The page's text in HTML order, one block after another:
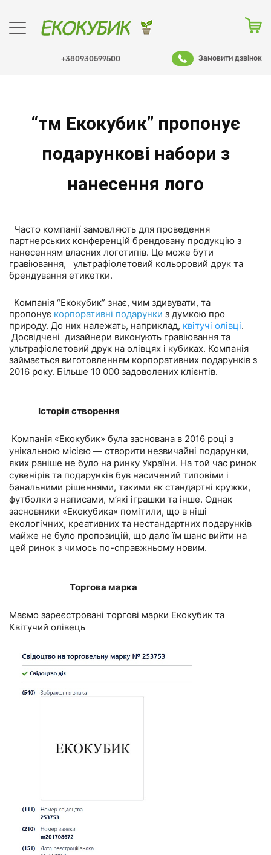
+380930599500 Замовити дзвінок
Оформити заказ
“тм Екокубик” пропонує
подарункові набори з
нанесення лого
Часто компанії замовляють для проведення
партнерських конференцій брендовану продукцію з
нанесенням власних логотипів. Це може бути
гравіювання, ультрафіолетовий кольоровий друк та
брендування етикетки.
Компанія “Екокубик” знає, чим здивувати, та
пропонує корпоративні подарунки з думкою про
природу. До них належать, наприклад, квітучі олівці.
Досвідчені дизайнери виконують гравіювання та
ультрафіолетовий друк на олівцях і кубиках. Компанія
займається виготовленням корпоративних подарунків з
2016 року. Більше 10 000 задоволених клієнтів.
Історія створення
Компанія «Екокубик» була заснована в 2016 році з
унікальною місією — створити незвичайні подарунки,
яких раніше не було на ринку України. На той час ринок
сувенірів та подарунків був насичений типовіми і
банальними рішеннями, такими як стандартні кружки,
футболки з написами, м’які іграшки та інше. Однак
засновники «Екокубика» помітили, що в ніші
екологічних, креативних та нестандартних подарунків
майже не було пропозицій, що дало їм шанс вийти на
цей ринок з чимось по-справжньому новим.
Торгова марка
Маємо зареєстровані торгові марки Екокубик та
Квітучий олівець